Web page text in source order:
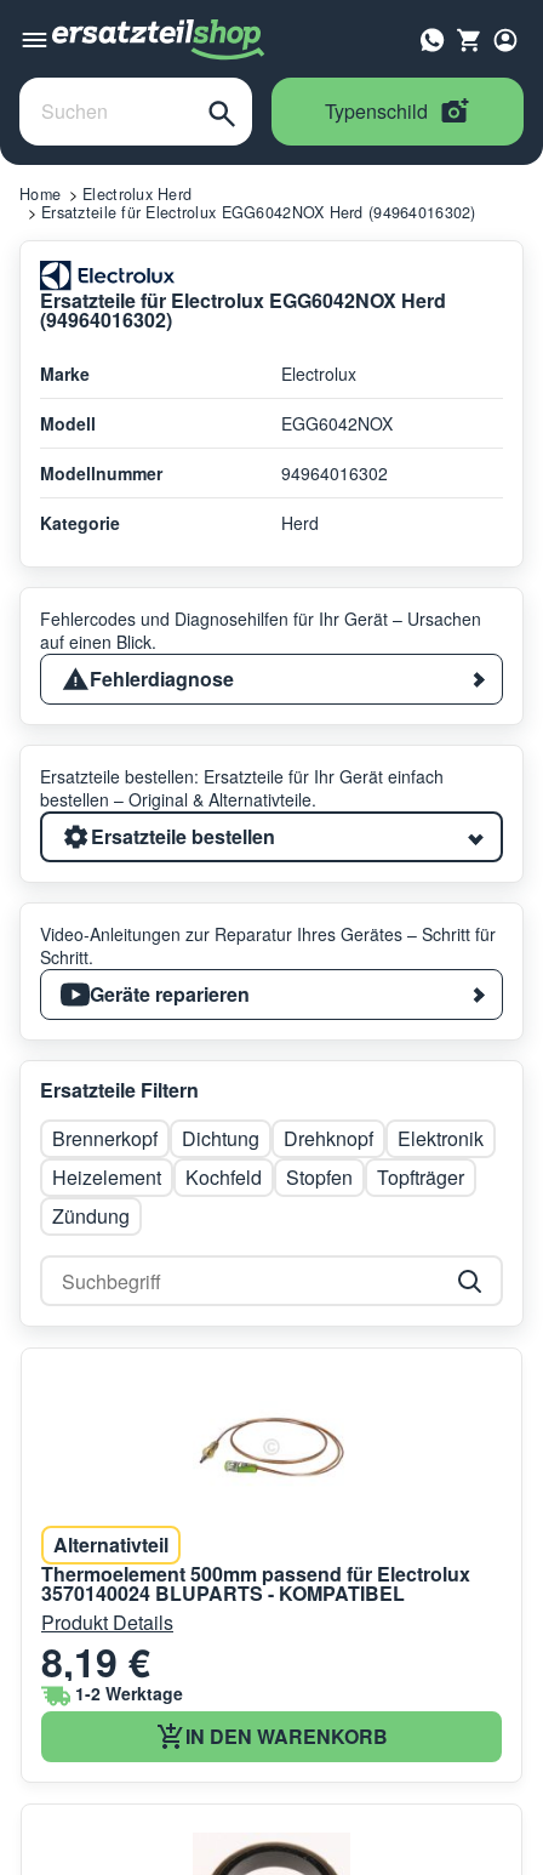
Typenschild
Home
Electrolux Herd
Ersatzteile für Electrolux EGG6042NOX Herd (94964016302)
Ersatzteile für Electrolux EGG6042NOX Herd
(94964016302)
Marke Electrolux
Modell EGG6042NOX
Modellnummer 94964016302
Kategorie Herd
Fehlercodes und Diagnosehilfen für Ihr Gerät – Ursachen
auf einen Blick.
Fehlerdiagnose
Ersatzteile bestellen: Ersatzteile für Ihr Gerät einfach
bestellen – Original & Alternativteile.
Ersatzteile bestellen
Video-Anleitungen zur Reparatur Ihres Gerätes – Schritt für
Schritt.
Geräte reparieren
Ersatzteile Filtern
Brennerkopf
Dichtung Drehknopf
Elektronik
Heizelement
Kochfeld Stopfen
Topfträger
Zündung
Alternativteil
Thermoelement 500mm passend für Electrolux
3570140024 BLUPARTS - KOMPATIBEL
Produkt Details
8,19 €
1-2 Werktage
IN DEN WARENKORB